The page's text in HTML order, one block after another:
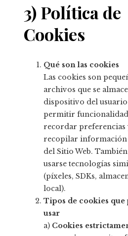
3) Política de
Cookies
Qué son las cookies
Las cookies son
archivos que se
dispositivo del
permitir
recordar preferencias
recopilar información
del Sitio Web.
usarse tecnologías
(píxeles, SDKs,
local).
Tipos de cookies que
usar
a) Cookies